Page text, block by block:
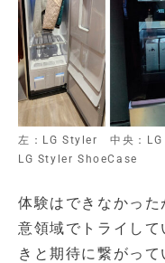
左：LG Styler 中央：
LG Styler ShoeCase
体験はできなかっ
意領域でトライし
きと期待に繋がって